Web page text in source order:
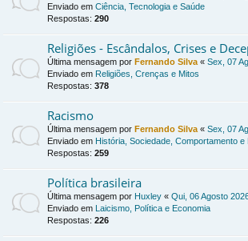
Enviado em Ciência, Tecnologia e Saúde
Respostas: 290
Religiões - Escândalos, Crises e
Última mensagem por Fernando Silva « Sex, 07
Enviado em Religiões, Crenças e Mitos
Respostas: 378
Racismo
Última mensagem por Fernando Silva « Sex, 07
Enviado em História, Sociedade, Comportamento e
Respostas: 259
Política brasileira
Última mensagem por Huxley « Qui, 06 Agosto
Enviado em Laicismo, Política e Economia
Respostas: 226